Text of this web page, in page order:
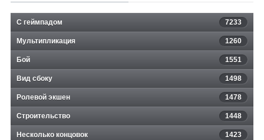
С геймпадом 7233
Мультипликация 1260
Бой 1551
Вид сбоку 1498
Ролевой экшен 1478
Строительство 1448
Несколько концовок 1423